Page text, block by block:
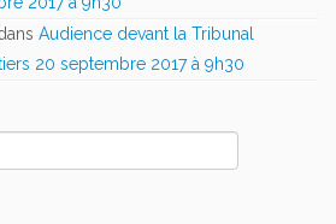
Audience devant la Tribunal
20 septembre 2017 à 9h30